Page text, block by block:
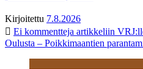
Kirjoitettu 7.8.2026
Ei kommentteja artikkeliin
Oulusta – Poikkimaantien